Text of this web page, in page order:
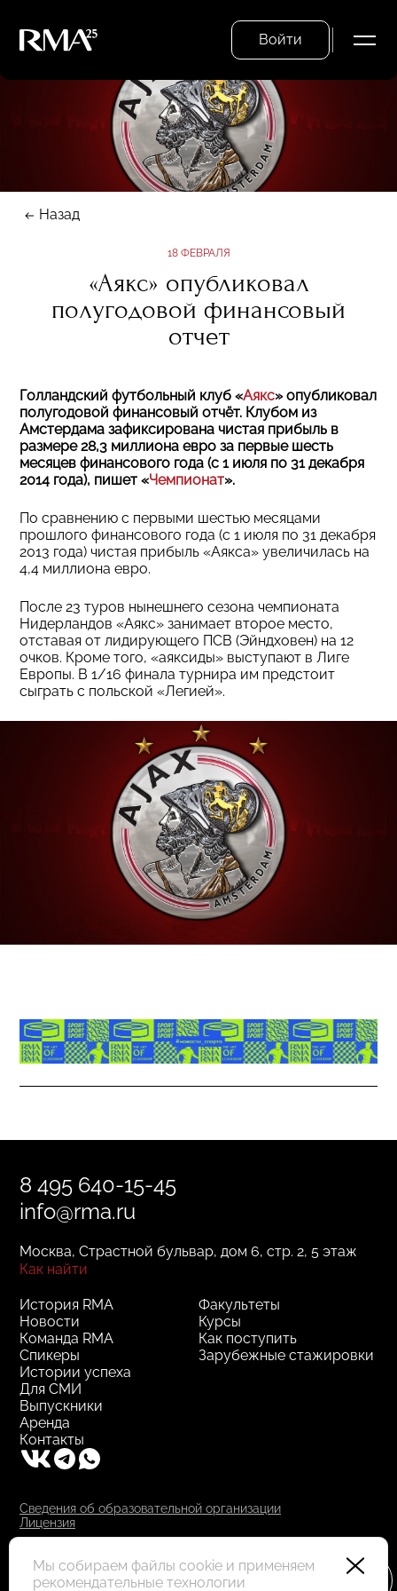
Войти
Назад
18 ФЕВРАЛЯ
«Аякс» опубликовал
полугодовой финансовый
отчет
Голландский футбольный клуб «Аякс» опубликовал
полугодовой финансовый отчёт. Клубом из
Амстердама зафиксирована чистая прибыль в
размере 28,3 миллиона евро за первые шесть
месяцев финансового года (с 1 июля по 31 декабря
2014 года), пишет «Чемпионат».
По сравнению с первыми шестью месяцами
прошлого финансового года (с 1 июля по 31 декабря
2013 года) чистая прибыль «Аякса» увеличилась на
4,4 миллиона евро.
После 23 туров нынешнего сезона чемпионата
Нидерландов «Аякс» занимает второе место,
отставая от лидирующего ПСВ (Эйндховен) на 12
очков. Кроме того, «аяксиды» выступают в Лиге
Европы. В 1/16 финала турнира им предстоит
сыграть с польской «Легией».
8 495 640-15-45
info@rma.ru
Москва, Страстной бульвар, дом 6, стр. 2, 5 этаж
Как найти
Факультеты
Курсы
Как поступить
Зарубежные стажировки
История RMA
Новости
Команда RMA
Спикеры
Истории успеха
Для СМИ
Выпускники
Аренда
Контакты
Сведения об образовательной организации
Лицензия
Все права защищены
Мы собираем файлы cookie и применяем
рекомендательные технологии